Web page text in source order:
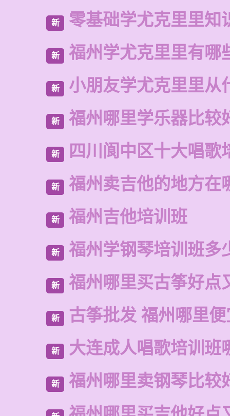
新 零基础学尤克里里知
新 福州学尤克里里有哪
新 小朋友学尤克里里从
新 福州哪里学乐器比较
新 四川阆中区十大唱歌
新 福州卖吉他的地方在
新 福州吉他培训班
新 福州学钢琴培训班多
新 福州哪里买古筝好点
新 古筝批发 福州哪里
新 大连成人唱歌培训班
新 福州哪里卖钢琴比较